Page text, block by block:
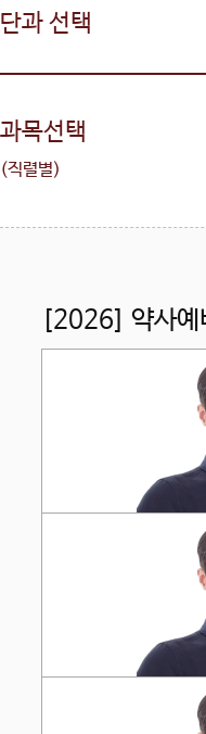
단과 선택
과목선택
(직렬별)
[2026] 약사예